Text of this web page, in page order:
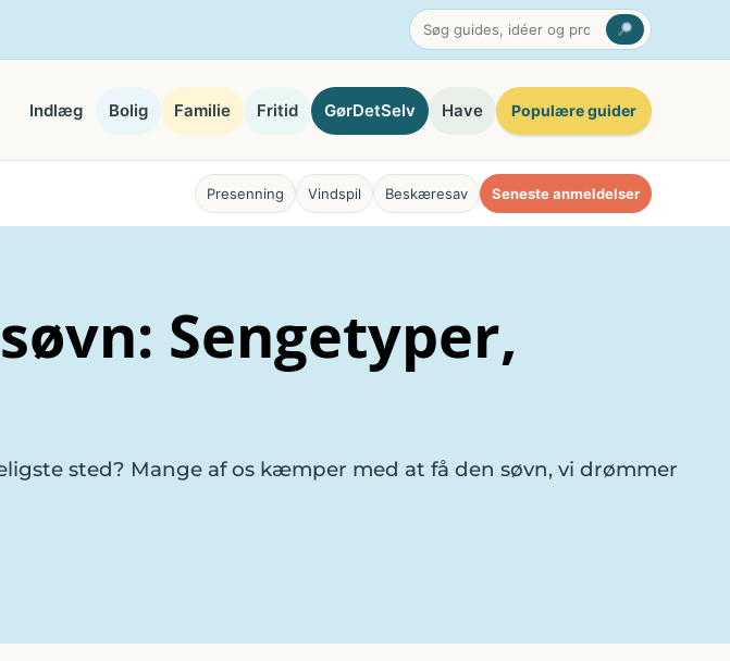
Indlæg Bolig Familie Fritid GørDetSelv Have Populære guider
Presenning Vindspil Beskæresav Seneste anmeldelser
Sengetyper,
sted? Mange af os kæmper med at få den søvn, vi drømmer